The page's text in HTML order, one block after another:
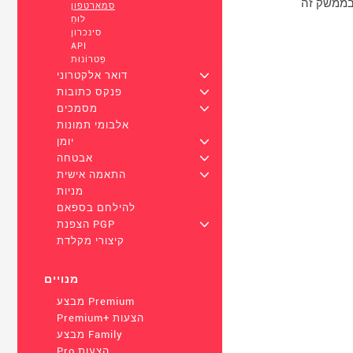
סמארטפון
לוּחַ
סינכרון
API
פַּטרוֹנוּת
דואר אלקטרוני
+
פנקס כתובות
+
מסמכים
+
אלבומי תמונות
יומן
+
אבטחה
+
התאמה אישית
+
מניות
להילחם בספאם
הצפנת PGP
+
קיצורי מקלדת
מנויים
מבצע Premium
Premium+ הצעות
מבצע Family